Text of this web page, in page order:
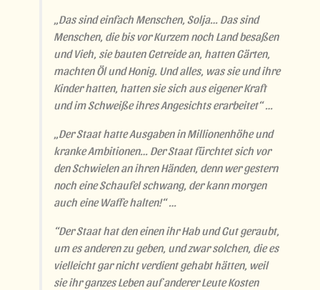
„Das sind einfach Menschen, Solja… Das sind
Menschen, die bis vor Kurzem noch Land besaßen
und Vieh, sie bauten Getreide an, hatten Gärten,
machten Öl und Honig. Und alles, was sie und ihre
Kinder hatten, hatten sie sich aus eigener Kraft
und im Schweiße ihres Angesichts erarbeitet“ …
„Der Staat hatte Ausgaben in Millionenhöhe und
kranke Ambitionen… Der Staat fürchtet sich vor
den Schwielen an ihren Händen, denn wer gestern
noch eine Schaufel schwang, der kann morgen
auch eine Waffe halten!“ …
“Der Staat hat den einen ihr Hab und Gut geraubt,
um es anderen zu geben, und zwar solchen, die es
vielleicht gar nicht verdient gehabt hätten, weil
sie ihr ganzes Leben auf anderer Leute Kosten